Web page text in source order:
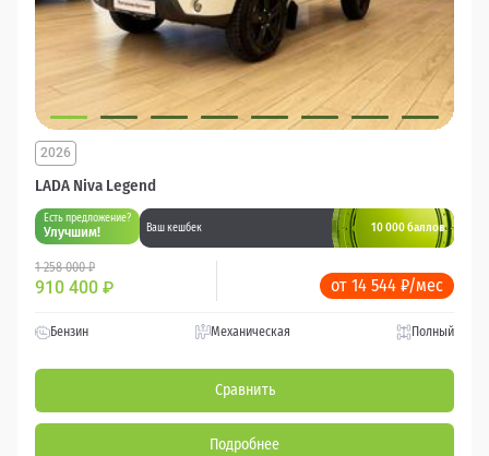
LADA Niva Legend
2026
Есть предложение?
Улучшим! Ваш кешбек 10 000 баллов
1 258 000 ₽
910 400 ₽ от 14 544 ₽/мес
Бензин Механическая Полный
Сравнить
Подробнее